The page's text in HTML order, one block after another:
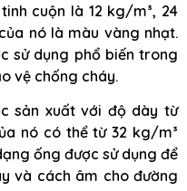
cuộn là 12 kg/m³, 24
nó là màu vàng nhạt.
sử dụng phổ biến trong
vệ chống cháy.
sản xuất với độ dày từ
nó có thể từ 32 kg/m³
ống được sử dụng để
và cách âm cho đường